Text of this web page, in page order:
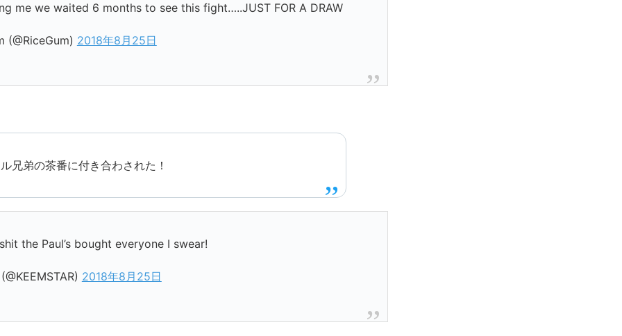
me we waited 6 months to see this fight…..JUST FOR A DRAW
(@RiceGum) 2018年8月25日
兄弟の茶番に付き合わされた！
the Paul’s bought everyone I swear!
2018年8月25日